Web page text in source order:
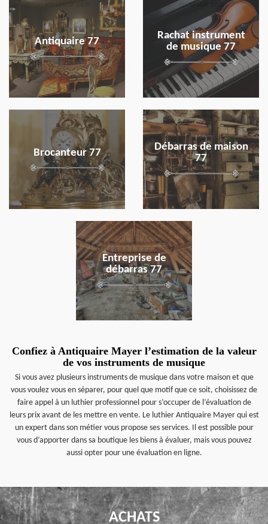
Antiquaire 77
en savoir plus
Rachat instrument
de musique 77
en savoir plus
Brocanteur 77
en savoir plus
Débarras de maison
77
en savoir plus
Entreprise de
débarras 77
en savoir plus
Confiez à Antiquaire Mayer l’estimation de la valeur
de vos instruments de musique
Si vous avez plusieurs instruments de musique dans votre maison et que
vous voulez vous en séparer, pour quel que motif que ce soit, choisissez de
faire appel à un luthier professionnel pour s’occuper de l’évaluation de
leurs prix avant de les mettre en vente. Le luthier Antiquaire Mayer qui est
un expert dans son métier vous propose ses services. Il est possible pour
vous d’apporter dans sa boutique les biens à évaluer, mais vous pouvez
aussi opter pour une évaluation en ligne.
ACHATS